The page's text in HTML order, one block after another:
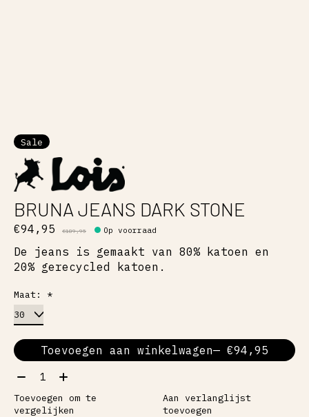
Sale
BRUNA JEANS DARK STONE
€94,95 €189,95 Op voorraad
De jeans is gemaakt van 80% katoen en
20% gerecycled katoen.
Maat: *
Toevoegen aan winkelwagen
— €94,95
Aantal:
Toevoegen om te
vergelijken
Aan verlanglijst
toevoegen